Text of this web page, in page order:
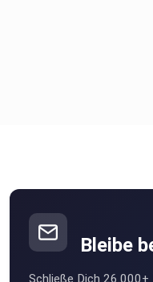
Bleibe
Schließe Dich